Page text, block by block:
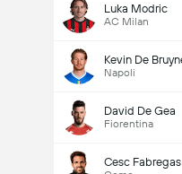
Luka Modric
AC Milan
Kevin De
Napoli
David De Gea
Fiorentina
Cesc Fabregas